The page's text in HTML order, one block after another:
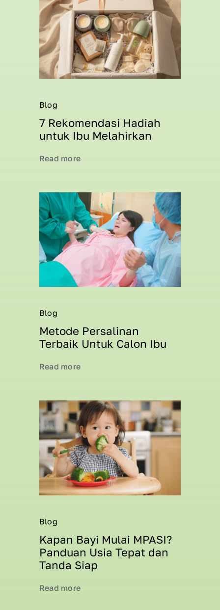
Blog
7 Rekomendasi Hadiah
untuk Ibu Melahirkan
Read more
Blog
Metode Persalinan
Terbaik Untuk Calon Ibu
Read more
Blog
Kapan Bayi Mulai MPASI?
Panduan Usia Tepat dan
Tanda Siap
Read more